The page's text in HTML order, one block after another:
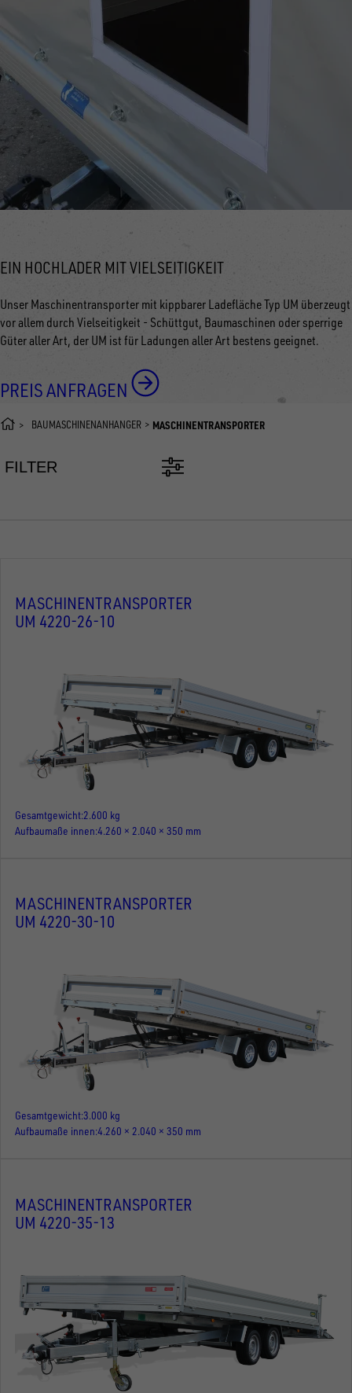
EIN HOCHLADER MIT VIELSEITIGKEIT
Unser Maschinentransporter mit kippbarer Ladefläche Typ UM überzeugt
vor allem durch Vielseitigkeit - Schüttgut, Baumaschinen oder sperrige
Güter aller Art, der UM ist für Ladungen aller Art bestens geeignet.
PREIS ANFRAGEN
BAUMASCHINENANHÄNGER MASCHINENTRANSPORTER
FILTER
MASCHINENTRANSPORTER
UM 4220-26-10
Gesamtgewicht 2.600 kg
Aufbaumaße innen 4.260 × 2.040 × 350 mm
MASCHINENTRANSPORTER
UM 4220-30-10
Gesamtgewicht3.000 kg
Aufbaumaße innen 4.260 × 2.040 × 350 mm
MASCHINENTRANSPORTER
UM 4220-35-13